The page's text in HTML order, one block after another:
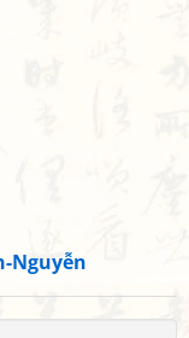
Nguyễn